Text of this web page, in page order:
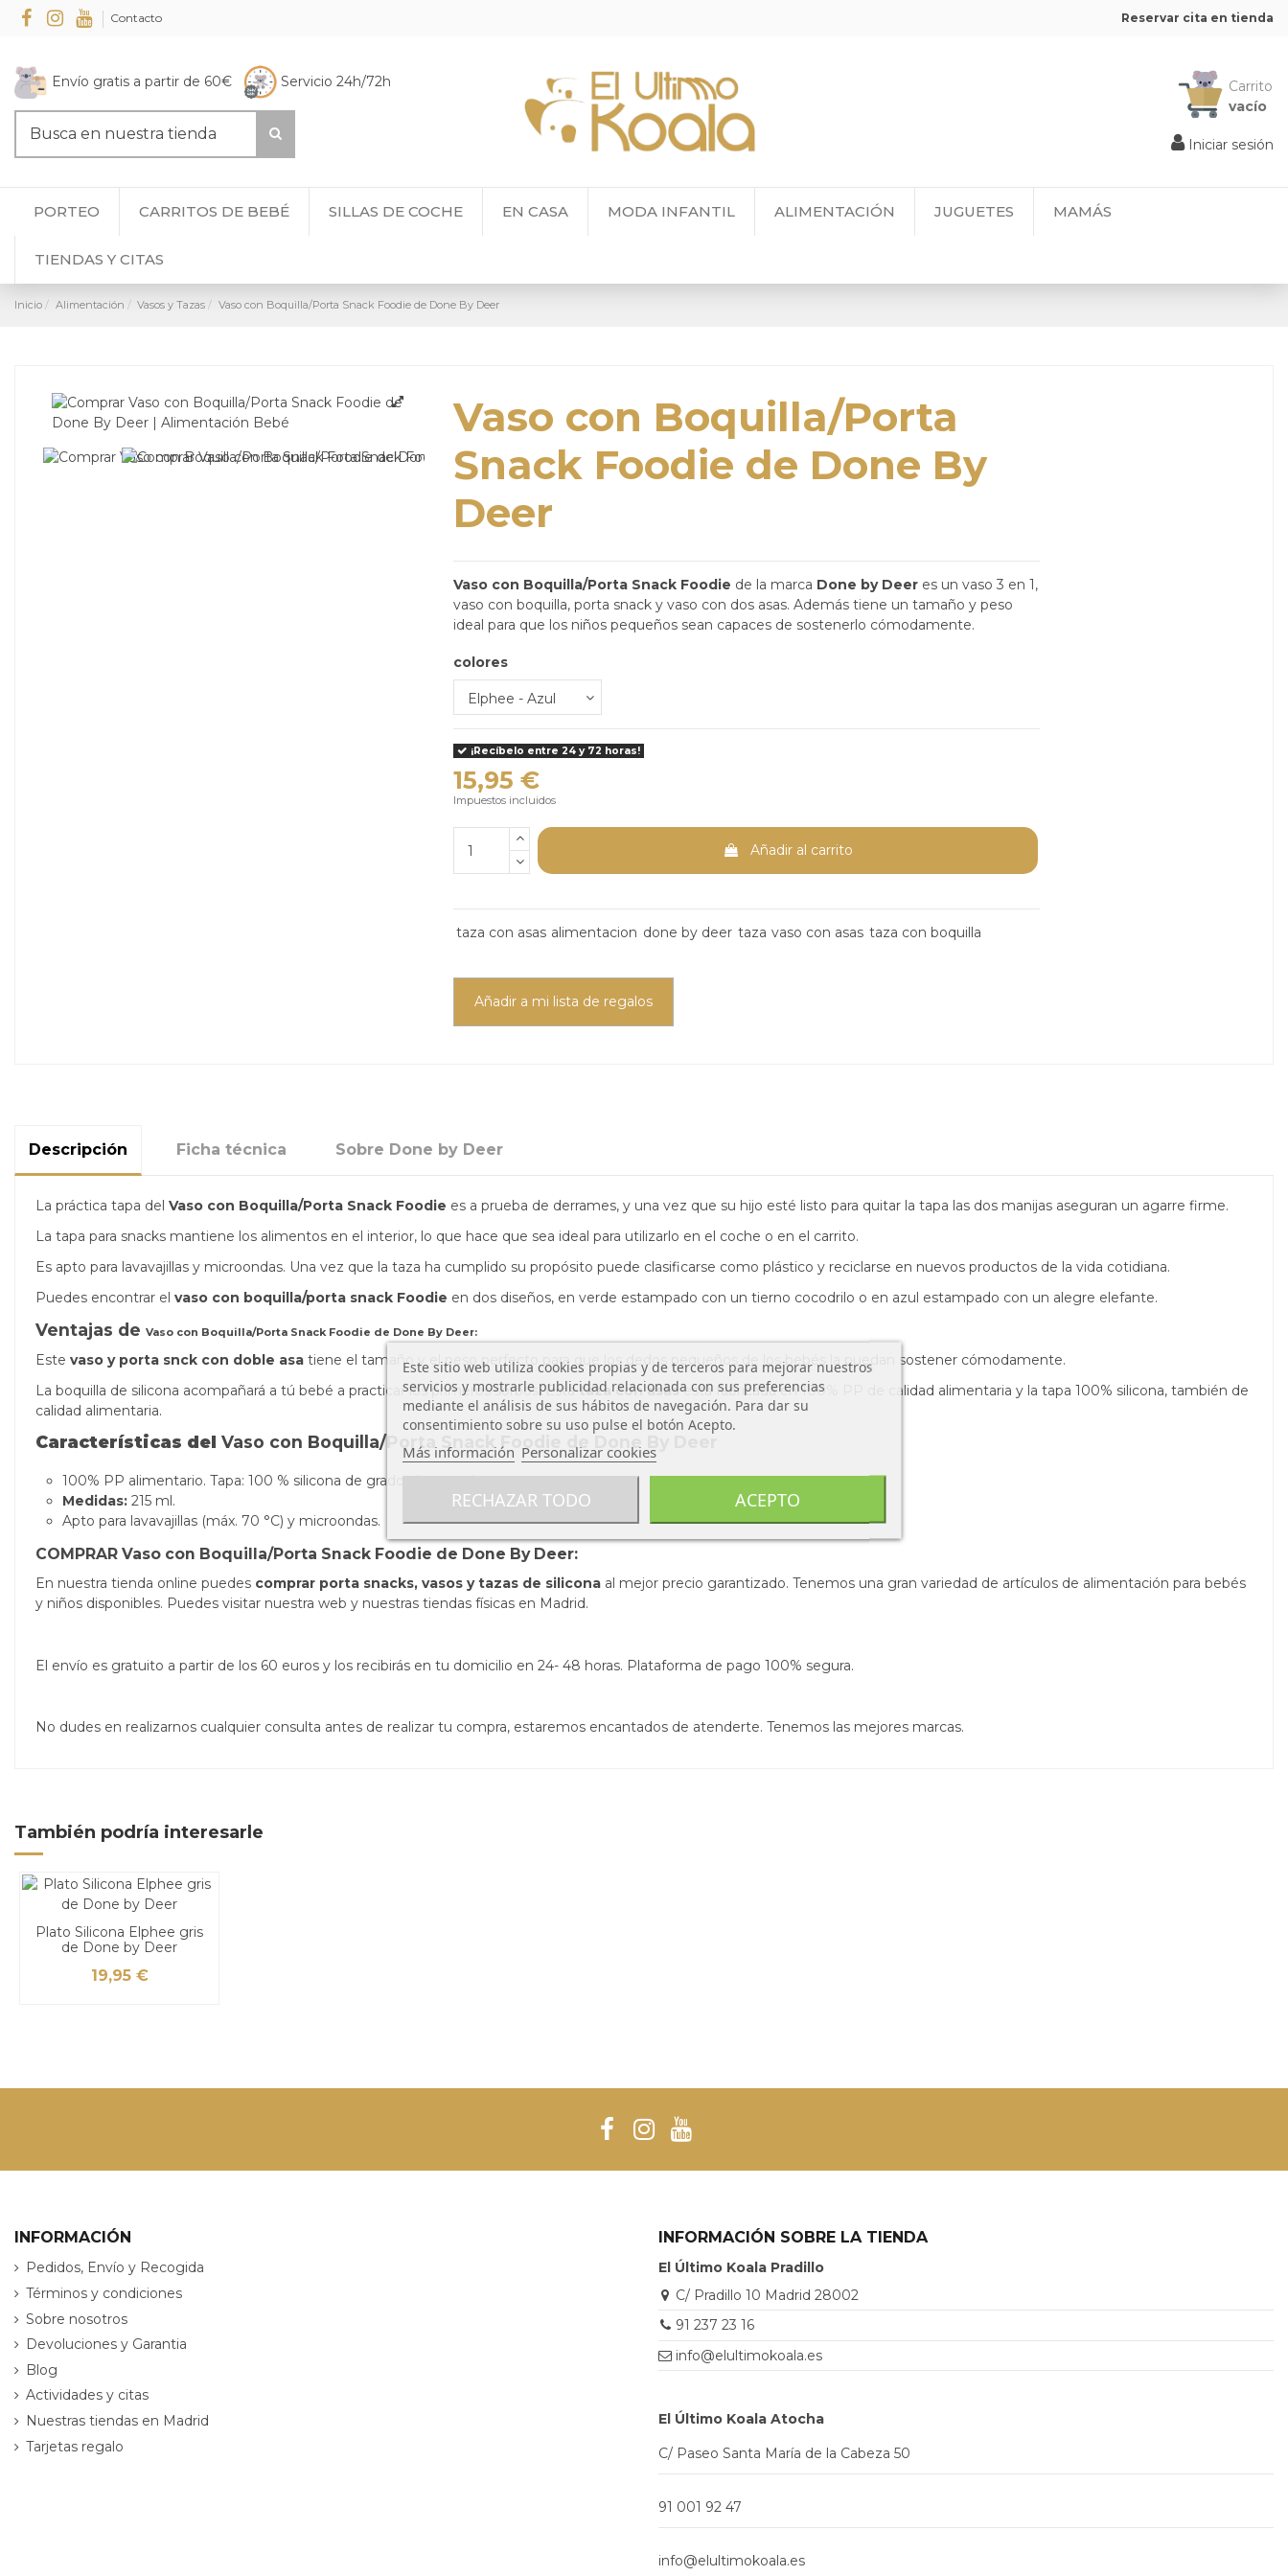
Contacto Reservar cita en tienda
Envío gratis a partir de 60€ Servicio 24h/72h
Carrito
vacío
Iniciar sesión
PORTEO CARRITOS DE BEBÉ SILLAS DE COCHE EN CASA MODA INFANTIL ALIMENTACIÓN JUGUETES MAMÁS
TIENDAS Y CITAS
Inicio Alimentación Vasos y Tazas Vaso con Boquilla/Porta Snack Foodie de Done By Deer
Vaso con Boquilla/Porta
Snack Foodie de Done By
Deer
Vaso con Boquilla/Porta Snack Foodie de la marca Done by Deer es un vaso 3 en 1,
vaso con boquilla, porta snack y vaso con dos asas. Además tiene un tamaño y peso
ideal para que los niños pequeños sean capaces de sostenerlo cómodamente.
colores
¡Recíbelo entre 24 y 72 horas!
15,95 €
Impuestos incluidos
Añadir al carrito
taza con asas alimentacion done by deer taza vaso con asas taza con boquilla
Añadir a mi lista de regalos
Descripción Ficha técnica Sobre Done by Deer
La práctica tapa del Vaso con Boquilla/Porta Snack Foodie es a prueba de derrames, y una vez que su hijo esté listo para quitar la tapa las dos manijas aseguran un agarre firme.
La tapa para snacks mantiene los alimentos en el interior, lo que hace que sea ideal para utilizarlo en el coche o en el carrito.
Es apto para lavavajillas y microondas. Una vez que la taza ha cumplido su propósito puede clasificarse como plástico y reciclarse en nuevos productos de la vida cotidiana.
Puedes encontrar el vaso con boquilla/porta snack Foodie en dos diseños, en verde estampado con un tierno cocodrilo o en azul estampado con un alegre elefante.
Ventajas de Vaso con Boquilla/Porta Snack Foodie de Done By Deer:
Este vaso y porta snck con doble asa tiene el tamaño y el peso perfecto para que los dedos pequeños de los bebés la puedan sostener cómodamente.
La boquilla de silicona acompañará a tú bebé a practicar los primeros sorbos, Estataza con asasestá fabricada en 100% PP de calidad alimentaria y la tapa 100% silicona, también de
calidad alimentaria.
Características del Vaso con Boquilla/Porta Snack Foodie de Done By Deer
100% PP alimentario. Tapa: 100 % silicona de grado alimentario.
Medidas: 215 ml.
Apto para lavavajillas (máx. 70 °C) y microondas.
COMPRAR Vaso con Boquilla/Porta Snack Foodie de Done By Deer:
En nuestra tienda online puedes comprar porta snacks, vasos y tazas de silicona al mejor precio garantizado. Tenemos una gran variedad de artículos de alimentación para bebés
y niños disponibles. Puedes visitar nuestra web y nuestras tiendas físicas en Madrid.
El envío es gratuito a partir de los 60 euros y los recibirás en tu domicilio en 24- 48 horas. Plataforma de pago 100% segura.
No dudes en realizarnos cualquier consulta antes de realizar tu compra, estaremos encantados de atenderte. Tenemos las mejores marcas.
También podría interesarle
Plato Silicona Elphee gris
de Done by Deer
19,95 €
INFORMACIÓN
Pedidos, Envío y Recogida
Términos y condiciones
Sobre nosotros
Devoluciones y Garantia
Blog
Actividades y citas
Nuestras tiendas en Madrid
Tarjetas regalo
INFORMACIÓN SOBRE LA TIENDA
El Último Koala Pradillo
C/ Pradillo 10 Madrid 28002
91 237 23 16
info@elultimokoala.es
El Último Koala Atocha
C/ Paseo Santa María de la Cabeza 50
91 001 92 47
info@elultimokoala.es
Este sitio web utiliza cookies propias y de terceros para mejorar nuestros
servicios y mostrarle publicidad relacionada con sus preferencias
mediante el análisis de sus hábitos de navegación. Para dar su
consentimiento sobre su uso pulse el botón Acepto.
Más información Personalizar cookies
RECHAZAR TODO ACEPTO